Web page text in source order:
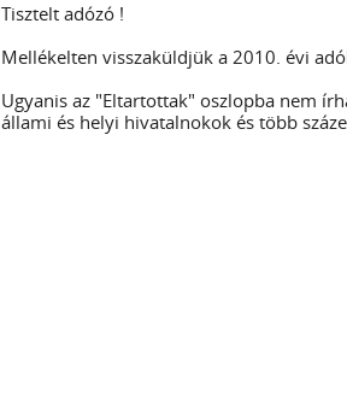
Tisztelt adózó !
Mellékelten visszaküldjük a 2010. évi
Ugyanis az "Eltartottak" oszlopba nem
állami és helyi hivatalnokok és több